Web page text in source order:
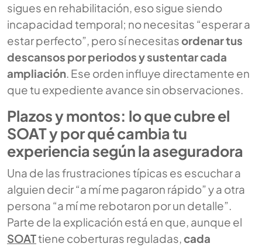
sigues en rehabilitación, eso sigue siendo
incapacidad temporal; no necesitas “esperar a
estar perfecto”, pero sí necesitasordenar tus
descansos por periodos y sustentar cada
ampliación. Ese orden influye directamente en
que tu expediente avance sin observaciones.
Plazos y montos: lo que cubre el
SOAT y por qué cambia tu
experiencia según la aseguradora
Una de las frustraciones típicas es escuchar a
alguien decir “a mí me pagaron rápido” y a otra
persona “a mí me rebotaron por un detalle”.
Parte de la explicación está en que, aunque el
SOATtiene coberturas reguladas,cada